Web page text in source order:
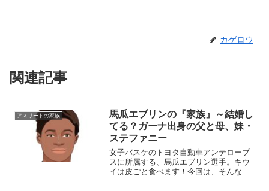
カゲロウ
関連記事
アスリートの家族
馬瓜エブリンの『家族』～結婚し
てる？ガーナ出身の父と母、妹・
ステファニー
女子バスケのトヨタ自動車アンテロープ
スに所属する、馬瓜エブリン選手。キウ
イは皮ごと食べます！今回は、そんなエ